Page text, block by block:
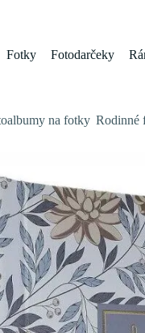
Fotky Fotodarčeky
na fotky Rodinné